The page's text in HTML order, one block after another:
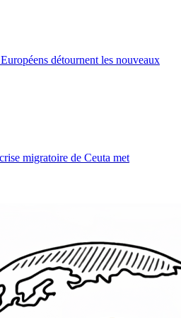
détournent les nouveaux
migratoire de Ceuta met